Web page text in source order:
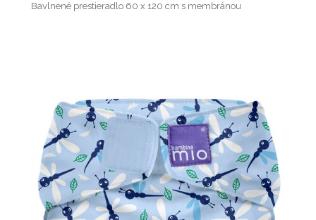
Bavlnené prestieradlo 60 x 120 cm s membránou